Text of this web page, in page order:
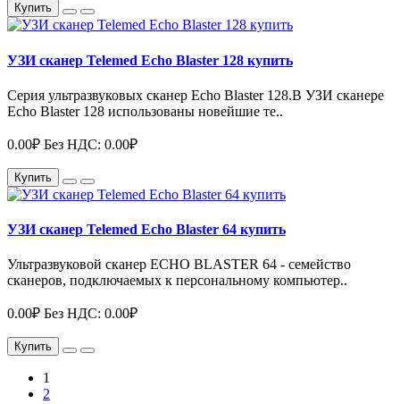
Купить
УЗИ сканер Telemed Echo Blaster 128 купить
Серия ультразвуковых сканер Echo Blaster 128.В УЗИ сканере
Echo Blaster 128 использованы новейшие те..
0.00₽ Без НДС: 0.00₽
Купить
УЗИ сканер Telemed Echo Blaster 64 купить
Ультразвуковой сканер ECHO BLASTER 64 - семейство
сканеров, подключаемых к персональному компьютер..
0.00₽ Без НДС: 0.00₽
Купить
1
2